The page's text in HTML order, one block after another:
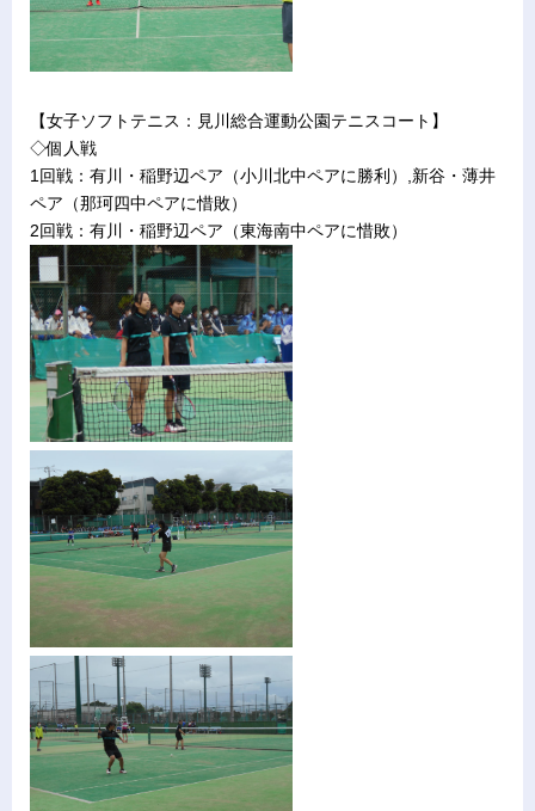
【女子ソフトテニス：見川総合運動公園テニスコート】
◇個人戦
1回戦：有川・稲野辺ペア（小川北中ペアに勝利）,新谷・薄井
ペア（那珂四中ペアに惜敗）
2回戦：有川・稲野辺ペア（東海南中ペアに惜敗）